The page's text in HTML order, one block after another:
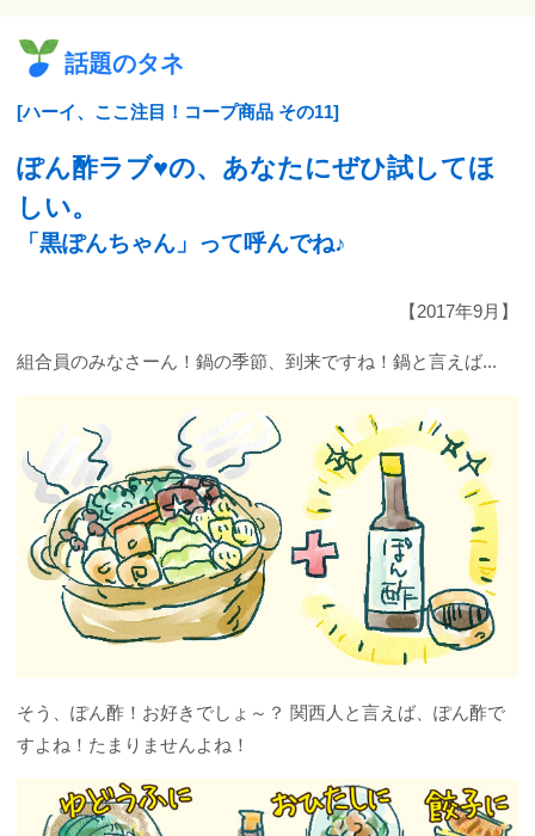
話題のタネ
[ハーイ、ここ注目！コープ商品 その11]
ぽん酢ラブ♥の、あなたにぜひ試してほ
しい。
「黒ぽんちゃん」って呼んでね♪
【2017年9月】
組合員のみなさーん！鍋の季節、到来ですね！鍋と言えば...
そう、ぽん酢！お好きでしょ～？ 関西人と言えば、ぽん酢で
すよね！たまりませんよね！